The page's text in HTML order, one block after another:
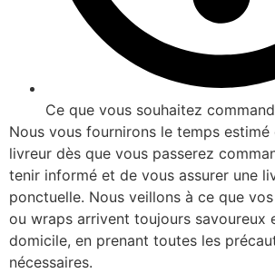
Ce que vous souhaitez
Nous vous fournirons le temps estimé
livreur dès que vous passerez
tenir informé et de vous assurer une
ponctuelle. Nous veillons à ce que
ou wraps arrivent toujours savoureux
domicile, en prenant toutes les
nécessaires.